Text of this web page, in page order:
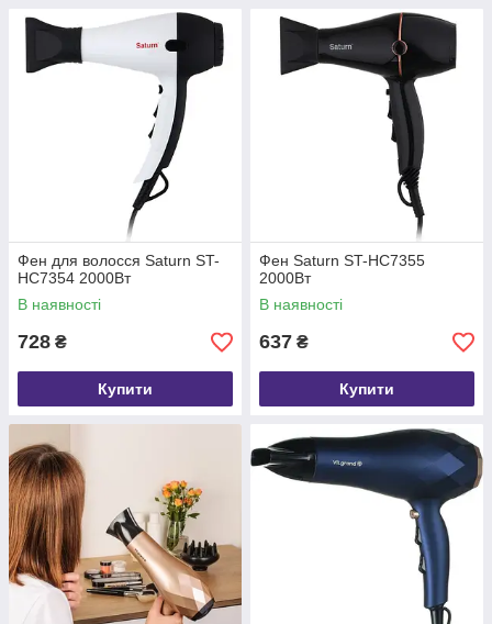
Фен для волосся Saturn ST-
HC7354 2000Вт
В наявності
728 ₴
Купити
Фен Saturn ST-HC7355
2000Вт
В наявності
637 ₴
Купити